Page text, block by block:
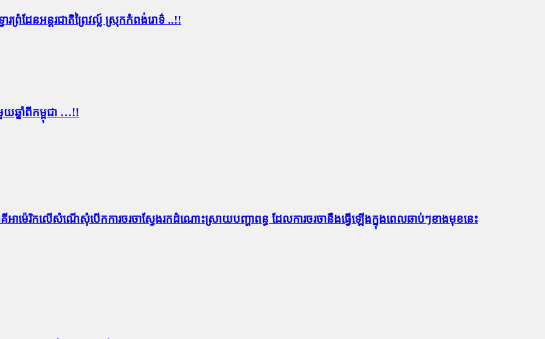
ព្រំដែន​អន្តរជាតិព្រៃ​វ​ល្ល៍ ស្រុក​កំពង់​រោ​ទ៌ ..!!
ឆ្នាំពីកម្ពុជា …!!
អាម៉េរិកលើសំណើសុំបើកការចរចាស្វែងរកដំណោះស្រាយបញ្ហាពន្ធ ដែលការចរចានឹងធ្វើឡើងក្នុងពេលឆាប់ៗខាងមុខនេះ